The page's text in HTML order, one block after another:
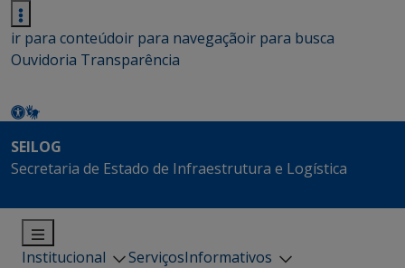
ir para conteúdoir para navegaçãoir para busca
Ouvidoria Transparência
SEILOG
Secretaria de Estado de Infraestrutura e Logística
Institucional ServiçosInformativos